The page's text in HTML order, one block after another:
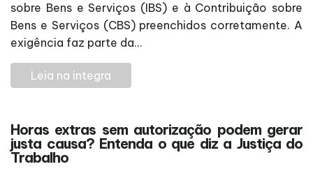
sobre Bens e Serviços (IBS) e à Contribuição sobre
Bens e Serviços (CBS) preenchidos corretamente. A
exigência faz parte da...
Leia na integra
Horas extras sem autorização podem gerar
justa causa? Entenda o que diz a Justiça do
Trabalho